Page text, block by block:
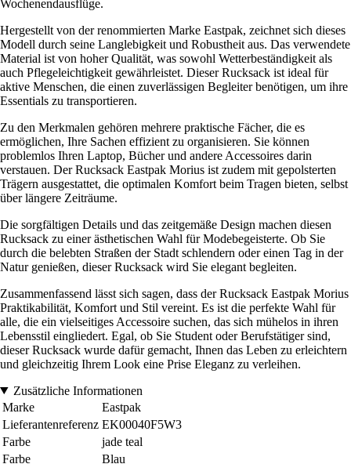
Wochenendausflüge.
Hergestellt von der renommierten Marke Eastpak, zeichnet sich dieses
Modell durch seine Langlebigkeit und Robustheit aus. Das verwendete
Material ist von hoher Qualität, was sowohl Wetterbeständigkeit als
auch Pflegeleichtigkeit gewährleistet. Dieser Rucksack ist ideal für
aktive Menschen, die einen zuverlässigen Begleiter benötigen, um ihre
Essentials zu transportieren.
Zu den Merkmalen gehören mehrere praktische Fächer, die es
ermöglichen, Ihre Sachen effizient zu organisieren. Sie können
problemlos Ihren Laptop, Bücher und andere Accessoires darin
verstauen. Der Rucksack Eastpak Morius ist zudem mit gepolsterten
Trägern ausgestattet, die optimalen Komfort beim Tragen bieten, selbst
über längere Zeiträume.
Die sorgfältigen Details und das zeitgemäße Design machen diesen
Rucksack zu einer ästhetischen Wahl für Modebegeisterte. Ob Sie
durch die belebten Straßen der Stadt schlendern oder einen Tag in der
Natur genießen, dieser Rucksack wird Sie elegant begleiten.
Zusammenfassend lässt sich sagen, dass der Rucksack Eastpak Morius
Praktikabilität, Komfort und Stil vereint. Es ist die perfekte Wahl für
alle, die ein vielseitiges Accessoire suchen, das sich mühelos in ihren
Lebensstil eingliedert. Egal, ob Sie Student oder Berufstätiger sind,
dieser Rucksack wurde dafür gemacht, Ihnen das Leben zu erleichtern
und gleichzeitig Ihrem Look eine Prise Eleganz zu verleihen.
Zusätzliche Informationen
Marke
Eastpak
Lieferantenreferenz EK00040F5W3
Farbe
jade teal
Farbe
Blau